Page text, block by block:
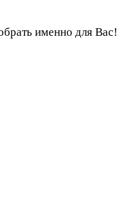
именно для Вас!